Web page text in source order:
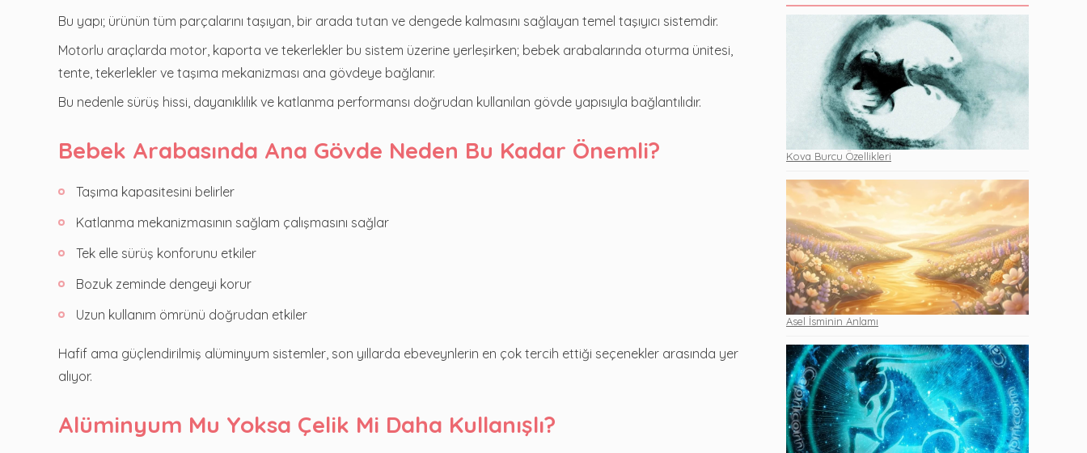
Bu yapı; ürünün tüm parçalarını taşıyan, bir arada tutan ve dengede kalmasını sağlayan temel taşıyıcı sistemdir.
Motorlu araçlarda motor, kaporta ve tekerlekler bu sistem üzerine yerleşirken; bebek arabalarında oturma ünitesi,
tente, tekerlekler ve taşıma mekanizması ana gövdeye bağlanır.
Bu nedenle sürüş hissi, dayanıklılık ve katlanma performansı doğrudan kullanılan gövde yapısıyla bağlantılıdır.
Bebek Arabasında Ana Gövde Neden Bu Kadar Önemli?
Taşıma kapasitesini belirler
Katlanma mekanizmasının sağlam çalışmasını sağlar
Tek elle sürüş konforunu etkiler
Bozuk zeminde dengeyi korur
Uzun kullanım ömrünü doğrudan etkiler
Hafif ama güçlendirilmiş alüminyum sistemler, son yıllarda ebeveynlerin en çok tercih ettiği seçenekler arasında yer
alıyor.
Alüminyum Mu Yoksa Çelik Mi Daha Kullanışlı?
Kova Burcu Özellikleri
Asel İsminin Anlamı